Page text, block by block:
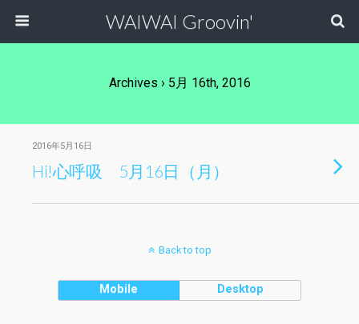
WAIWAI Groovin'
Archives › 5月 16th, 2016
2016年5月16日
Hi!心呼吸 5月16日（月）
Back to top
Mobile Desktop